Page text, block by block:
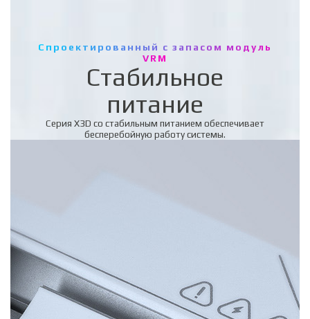
Спроектированный с запасом модуль
VRM
Стабильное
питание
Серия X3D со стабильным питанием обеспечивает
бесперебойную работу системы.